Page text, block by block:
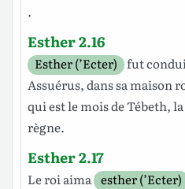
.
Esther 2.16
Esther (’Ecter) fut
Assuérus, dans samaison
qui est lemoisdeTébeth, la
règne.
Esther 2.17
Leroiaima esther (’Ecter)